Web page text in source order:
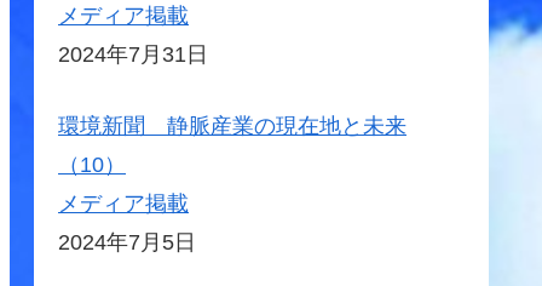
メディア掲載
2024年7月31日
環境新聞 静脈産業の現在地と未来
（10）
メディア掲載
2024年7月5日